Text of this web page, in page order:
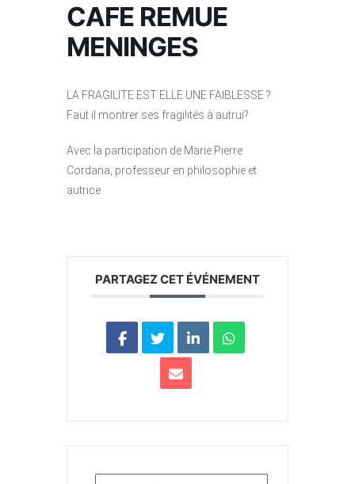
CAFE REMUE
MENINGES
LA FRAGILITE EST ELLE UNE FAIBLESSE ?
Faut il montrer ses fragilités à autrui?
Avec la participation de Marie Pierre
Cordana, professeur en philosophie et
autrice
PARTAGEZ CET ÉVÉNEMENT